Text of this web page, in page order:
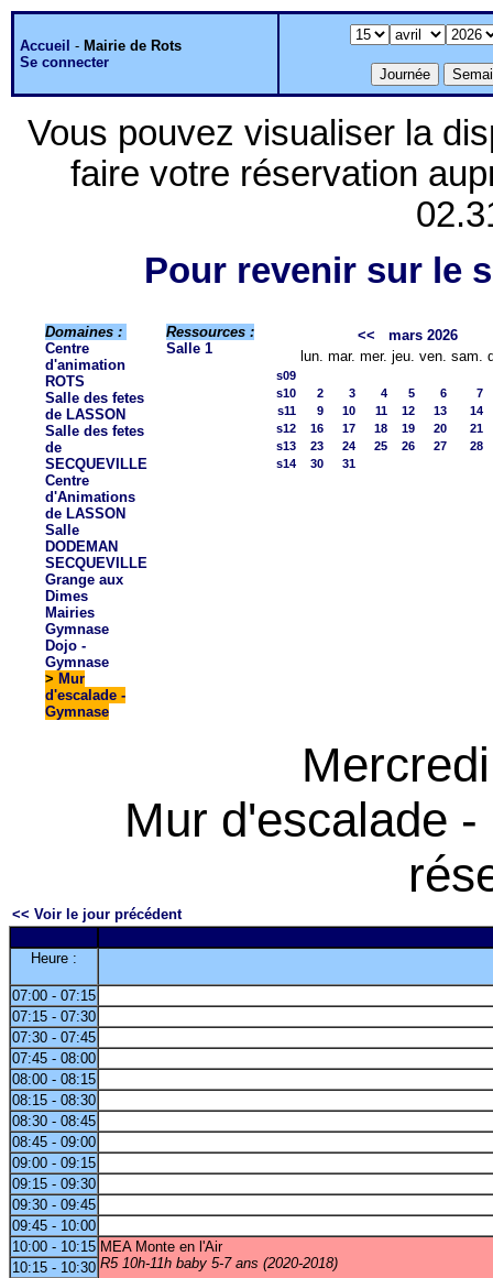
Accueil - Mairie de Rots
Se connecter
Vous pouvez visualiser la
faire votre réservation
Pour revenir sur le
Domaines :
Centre
d'animation
ROTS
Salle des fetes
de LASSON
Salle des fetes
de
SECQUEVILLE
Centre
d'Animations
de LASSON
Salle
DODEMAN
SECQUEVILLE
Grange aux
Dimes
Mairies
Gymnase
Dojo -
Gymnase
> Mur
d'escalade -
Gymnase
Ressources :
Salle 1
<<
mars 2026
lun. mar. mer. jeu. ven. sam.
s09
s10
2 3 4 5 6
7
s11
9 10 11 12 13
14
s12
16 17 18 19 20
21
s13
23 24 25 26 27
28
s14
30 31
Mur d'escalade
<< Voir le jour précédent
Heure :
07:00 - 07:15
07:15 - 07:30
07:30 - 07:45
07:45 - 08:00
08:00 - 08:15
08:15 - 08:30
08:30 - 08:45
08:45 - 09:00
09:00 - 09:15
09:15 - 09:30
09:30 - 09:45
09:45 - 10:00
10:00 - 10:15 MEA Monte en l'Air
R5 10h-11h baby 5-7 ans (2020-2018)
10:15 - 10:30